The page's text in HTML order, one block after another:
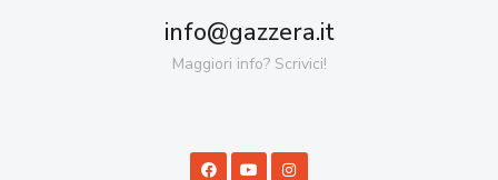
info@gazzera.it
Maggiori info? Scrivici!